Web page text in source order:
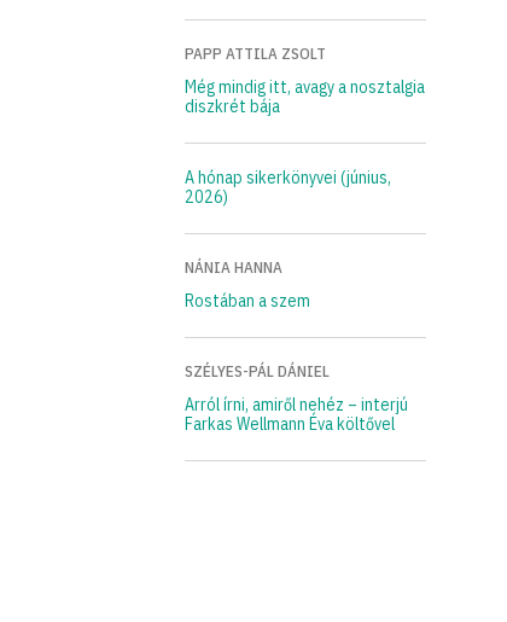
PAPP ATTILA ZSOLT
Még mindig itt, avagy a nosztalgia
diszkrét bája
A hónap sikerkönyvei (június,
2026)
NÁNIA HANNA
Rostában a szem
SZÉLYES-PÁL DÁNIEL
Arról írni, amiről nehéz – interjú
Farkas Wellmann Éva költővel